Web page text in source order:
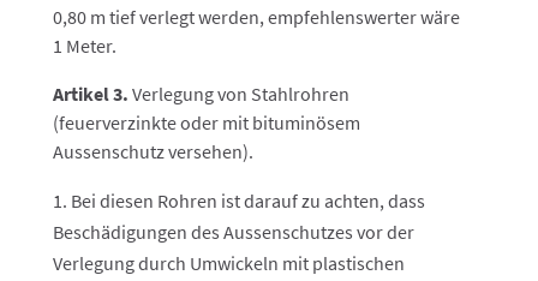
0,80 m tief verlegt werden, empfehlenswerter wäre
1 Meter.
Artikel 3. Verlegung von Stahlrohren
(feuerverzinkte oder mit bituminösem
Aussenschutz versehen).
Bei diesen Rohren ist darauf zu achten, dass
Beschädigungen des Aussenschutzes vor der
Verlegung durch Umwickeln mit plastischen